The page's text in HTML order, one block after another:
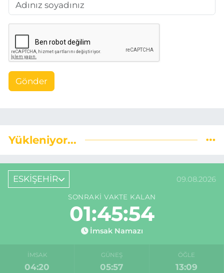
Gönder
Yükleniyor...
ESKİŞEHİR 09.08.2026
SONRAKI VAKTE KALAN
01:45:53
İmsak Namazı
İMSAK
04:20
GÜNEŞ
05:57
ÖĞLE
13:09